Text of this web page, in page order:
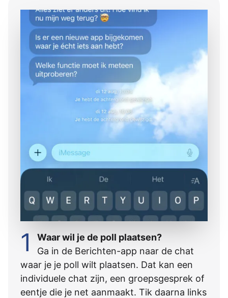
1
Waar wil je de poll plaatsen?
Ga in de Berichten-app naar de chat
waar je je poll wilt plaatsen. Dat kan een
individuele chat zijn, een groepsgesprek of
eentje die je net aanmaakt. Tik daarna links